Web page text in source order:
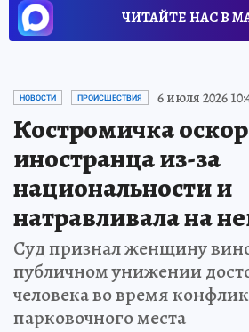
ЧИТАЙТЕ НАС В
НОВОСТИ ПРОИСШЕСТВИЯ 6 июля 2026
Костромичка
иностранца из-за
национальности и
натравливала на
Суд признал женщину
публичном унижении
человека во время
парковочного места